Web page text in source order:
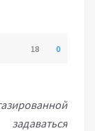
18 0